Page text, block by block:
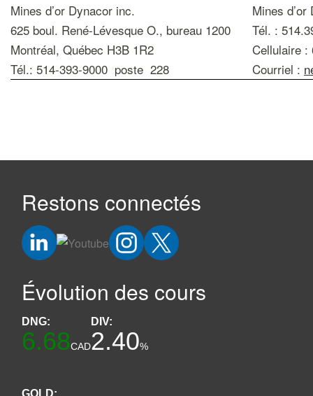
Mines d’or Dynacor inc.
625 boul. René-Lévesque O., bureau 1200
Montréal, Québec H3B 1R2
Tél.: 514-393-9000 poste 228
Mines
Tél. :
Cellulaire :
Courriel :
Restons connectés
Évolution des cours
DNG:
6.68CAD
DIV:
2.40%
GOLD: